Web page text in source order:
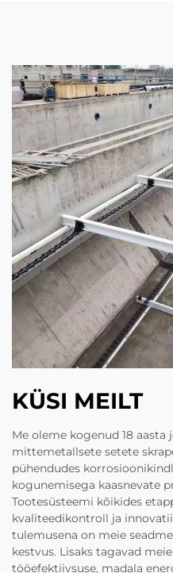
KÜSI MEILT
Me oleme kogenud 18
mittemetallsete setete
pühendudes
kogunemisega kaasnevate
Tootesüsteemi kõikides
kvaliteedikontroll ja
tulemusena on meie
kestvus. Lisaks tagavad
tööefektiivsuse, madala